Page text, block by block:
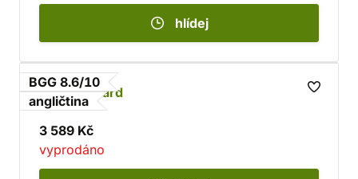
hlídej
BGG 8.6/10
angličtina
ISS Vanguard
3 589 Kč
vyprodáno